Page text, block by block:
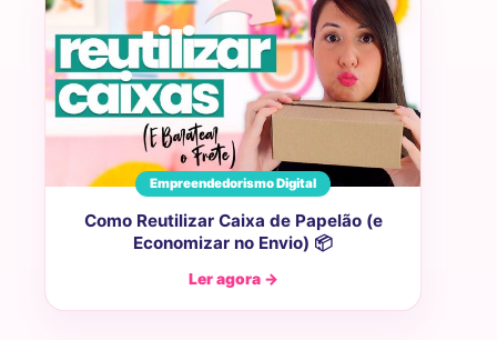
Empreendedorismo Digital
Como Reutilizar Caixa de Papelão (e
Economizar no Envio) 📦
Ler agora →